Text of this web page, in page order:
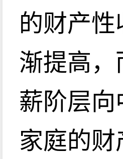
的财产
渐提高
薪阶层
家庭的